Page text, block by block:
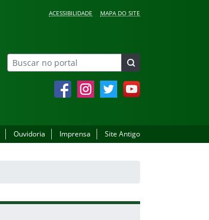
ACESSIBILIDADE MAPA DO SITE
FacebookInstagramTwitter YouTube
Ouvidoria Imprensa Site Antigo